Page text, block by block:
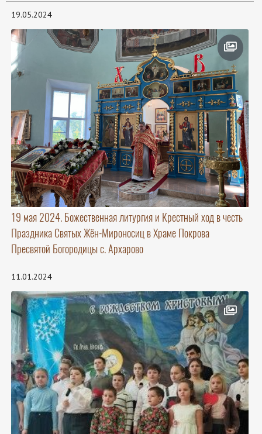
19.05.2024
19 мая 2024. Божественная литургия и Крестный ход в честь
Праздника Святых Жён-Мироносиц в Храме Покрова
Пресвятой Богородицы с. Архарово
11.01.2024